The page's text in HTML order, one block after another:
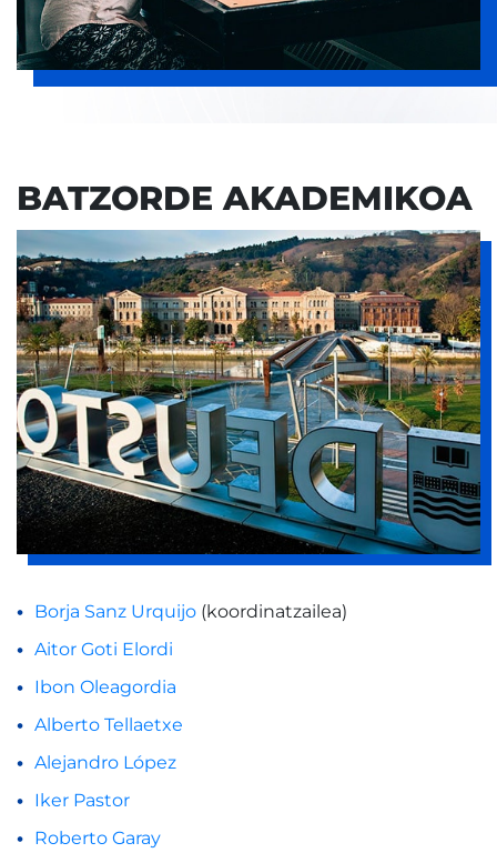
BATZORDE AKADEMIKOA
Borja Sanz Urquijo (koordinatzailea)
Aitor Goti Elordi
Ibon Oleagordia
Alberto Tellaetxe
Alejandro López
Iker Pastor
Roberto Garay